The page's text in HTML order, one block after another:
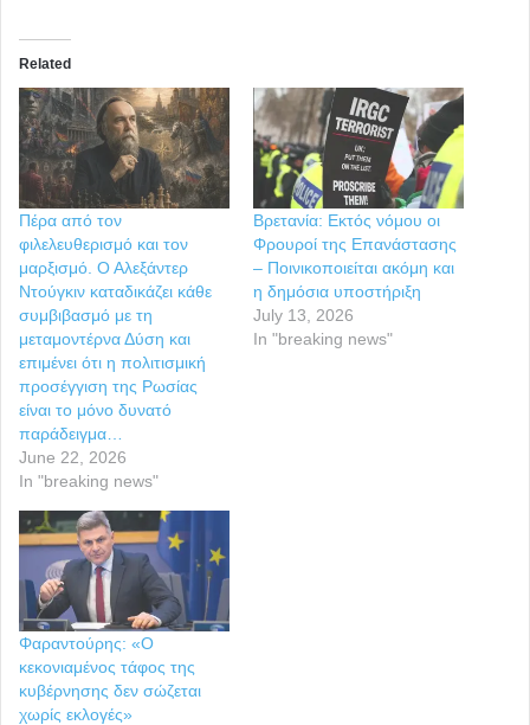
Related
Πέρα από τον
φιλελευθερισμό και τον
μαρξισμό. Ο Αλεξάντερ
Ντούγκιν καταδικάζει κάθε
συμβιβασμό με τη
μεταμοντέρνα Δύση και
επιμένει ότι η πολιτισμική
προσέγγιση της Ρωσίας
είναι το μόνο δυνατό
παράδειγμα…
June 22, 2026
In "breaking news"
Βρετανία: Εκτός νόμου οι
Φρουροί της Επανάστασης
– Ποινικοποιείται ακόμη και
η δημόσια υποστήριξη
July 13, 2026
In "breaking news"
Φαραντούρης: «Ο
κεκονιαμένος τάφος της
κυβέρνησης δεν σώζεται
χωρίς εκλογές»